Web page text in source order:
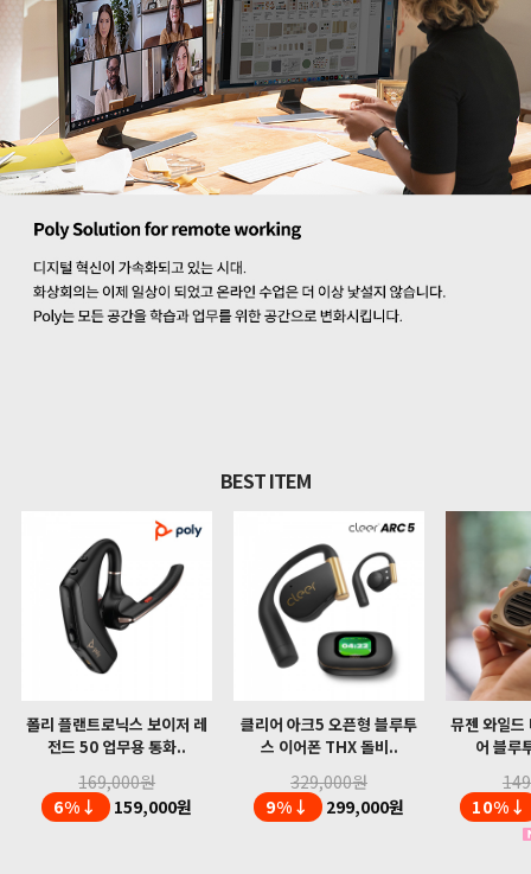
BEST ITEM
폴리 플랜트로닉스 보이저 레
전드 50 업무용 통화..
169,000원
6%↓
159,000원
클리어 아크5 오픈형 블루투
스 이어폰 THX 돌비..
329,000원
9%↓
299,000원
뮤젠 와일
어 블루
10%↓